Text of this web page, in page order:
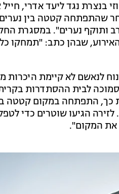
יום הולדת לאחר שהתפתחה קטטה
ותוקף נערים". במסגרת
שבהן כתב: "תמחקו
הסמוכה לבית ההסתדרות
כך, התפתחה במקום קטטה
הגיעו שוטרים כדי
את המקום".